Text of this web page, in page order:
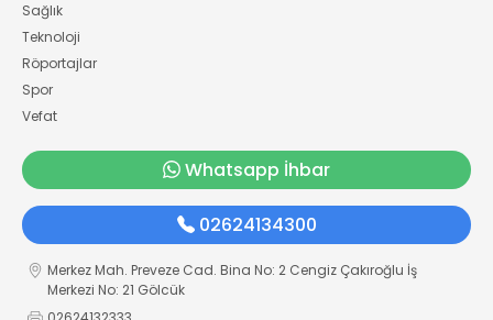
Sağlık
Teknoloji
Röportajlar
Spor
Vefat
Whatsapp İhbar
02624134300
Merkez Mah. Preveze Cad. Bina No: 2 Cengiz Çakıroğlu İş
Merkezi No: 21 Gölcük